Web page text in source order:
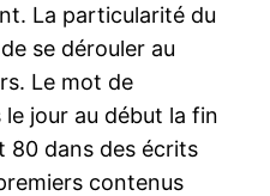
La particularité du
se dérouler au
Le mot de
jour au début la fin
80 dans des écrits
contenus